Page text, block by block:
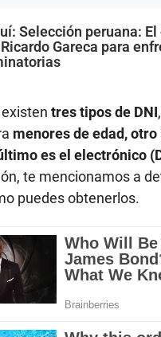
Selección peruana: El
Gareca para
existen tres tipos de DNI
menores de edad,
es el electrónico
te mencionamos a
puedes obtenerlos.